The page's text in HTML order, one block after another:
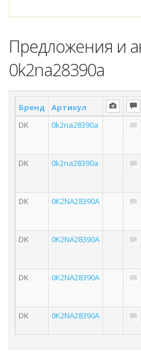
Предложения и
0k2na28390a
Бренд Артикул
DK
0k2na28390a
DK
0k2na28390a
DK
0K2NA28390A
DK
0K2NA28390A
DK
0K2NA28390A
DK
0K2NA28390A